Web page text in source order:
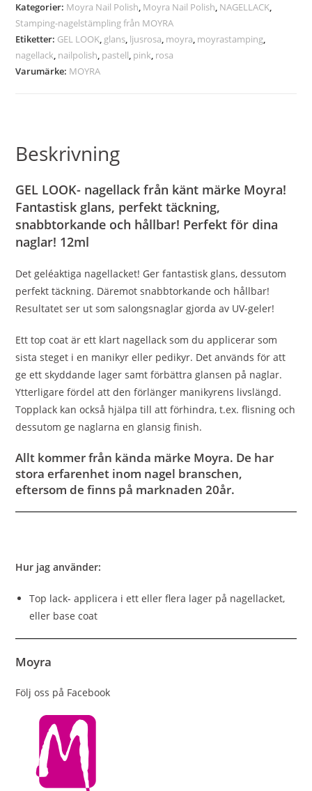
Kategorier: Moyra Nail Polish, Moyra Nail Polish, NAGELLACK,
Stamping-nagelstämpling från MOYRA
Etiketter: GEL LOOK, glans, ljusrosa, moyra, moyrastamping,
nagellack, nailpolish, pastell, pink, rosa
Varumärke: MOYRA
Beskrivning
GEL LOOK- nagellack från känt märke Moyra!
Fantastisk glans, perfekt täckning,
snabbtorkande och hållbar! Perfekt för dina
naglar! 12ml
Det geléaktiga nagellacket! Ger fantastisk glans, dessutom
perfekt täckning. Däremot snabbtorkande och hållbar!
Resultatet ser ut som salongsnaglar gjorda av UV-geler!
Ett top coat är ett klart nagellack som du applicerar som
sista steget i en manikyr eller pedikyr. Det används för att
ge ett skyddande lager samt förbättra glansen på naglar.
Ytterligare fördel att den förlänger manikyrens livslängd.
Topplack kan också hjälpa till att förhindra, t.ex. flisning och
dessutom ge naglarna en glansig finish.
Allt kommer från kända märke Moyra. De har
stora erfarenhet inom nagel branschen,
eftersom de finns på marknaden 20år.
Hur jag använder:
Top lack- applicera i ett eller flera lager på nagellacket,
eller base coat
Moyra
Följ oss på Facebook